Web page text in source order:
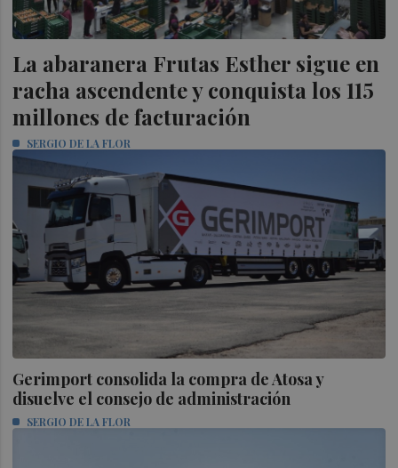
La abaranera Frutas Esther sigue en
racha ascendente y conquista los 115
millones de facturación
SERGIO DE LA FLOR
Gerimport consolida la compra de Atosa y
disuelve el consejo de administración
SERGIO DE LA FLOR